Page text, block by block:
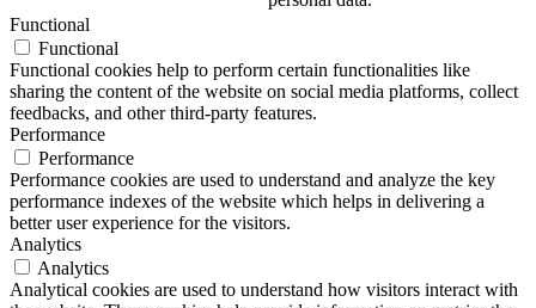
Functional
Functional
Functional cookies help to perform certain functionalities like
sharing the content of the website on social media platforms, collect
feedbacks, and other third-party features.
Performance
Performance
Performance cookies are used to understand and analyze the key
performance indexes of the website which helps in delivering a
better user experience for the visitors.
Analytics
Analytics
Analytical cookies are used to understand how visitors interact with